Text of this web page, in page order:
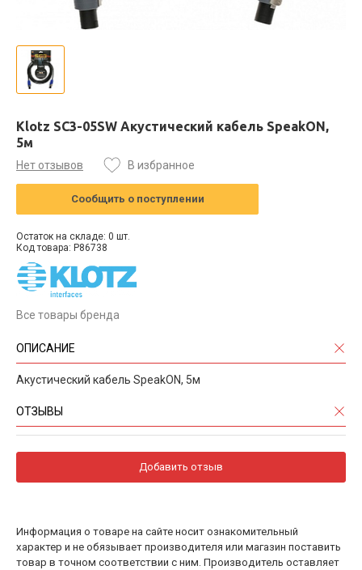
Klotz SC3-05SW Акустический кабель SpeakON,
5м
Нет отзывов В избранное
Сообщить о поступлении
Остаток на складе: 0 шт.
Код товара: P86738
Все товары бренда
ОПИСАНИЕ
Акустический кабель SpeakON, 5м
ОТЗЫВЫ
Добавить отзыв
Информация о товаре на сайте носит ознакомительный
характер и не обязывает производителя или магазин поставить
товар в точном соответствии с ним. Производитель оставляет